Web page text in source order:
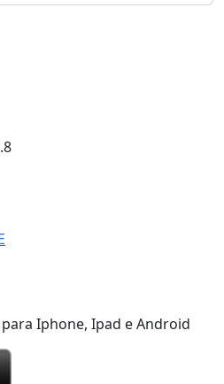
Iphone, Ipad e Android